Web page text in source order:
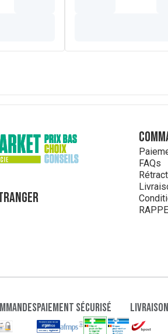
FAQs
paiement sécurisé Livraison